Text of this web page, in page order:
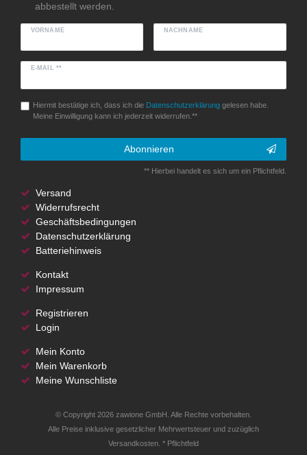
abbestellt werden.
VORNAME NACHNAME
E-MAIL **
Hiermit bestätige ich, dass ich die Daten­schutz­erklärunggelesen habe.
Meine Einwilligung kann ich jederzeit widerrufen.**
Abonnieren
** Hierbei handelt es sich um ein Pflichtfeld.
Versand
Widerrufsrecht
Geschäftsbedingungen
Datenschutzerklärung
Batteriehinweis
Kontakt
Impressum
Registrieren
Login
Mein Konto
Mein Warenkorb
Meine Wunschliste
© Copyright 2026 zawione GmbH. Alle Rechte vorbehalten.
Alle Preise inklusive gesetzlicher Mehrwertsteuer und zuzüglich
Versandkosten. * Pflichtfeld